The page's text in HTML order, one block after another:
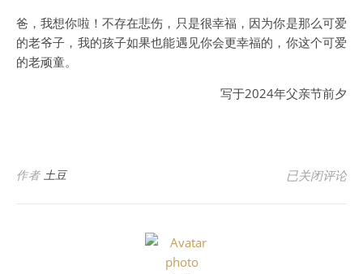
爸，我想你啦！不存在悲伤，只是很幸福，因为你是那么可爱
的老爷子，我的孩子如果也能遇见你会更幸福的，你这个可爱
的老顽童。
写于2024年父亲节前夕
作者 土豆 【记录】纪
已关闭评论